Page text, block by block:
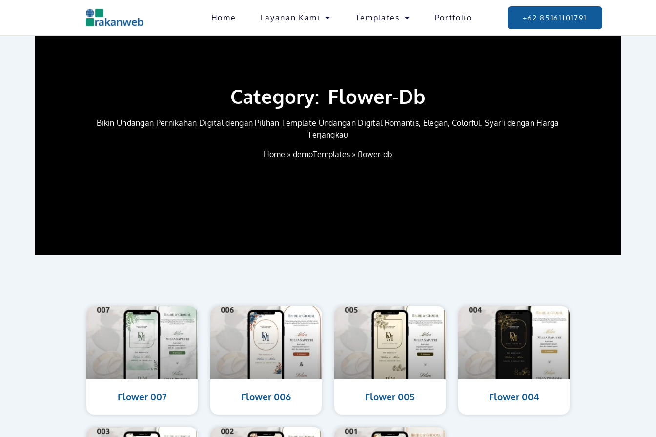
Home Layanan Kami Templates Portfolio +62 85161101791
Category: Flower-Db
Bikin Undangan Pernikahan Digital dengan Pilihan Template Undangan Digital Romantis, Elegan, Colorful, Syar'i dengan Harga
Terjangkau
Home » demoTemplates » flower-db
Flower 007 Flower 006 Flower 005 Flower 004